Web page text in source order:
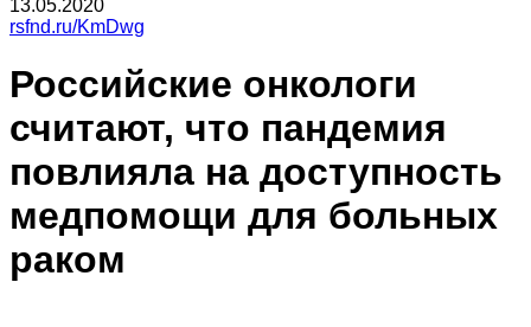
13.05.2020
rsfnd.ru/KmDwg
Российские онкологи
считают, что пандемия
повлияла на доступность
медпомощи для больных
раком